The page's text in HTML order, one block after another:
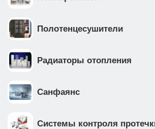
Полотенцесушители
Радиаторы отопления
Санфаянс
Системы контроля